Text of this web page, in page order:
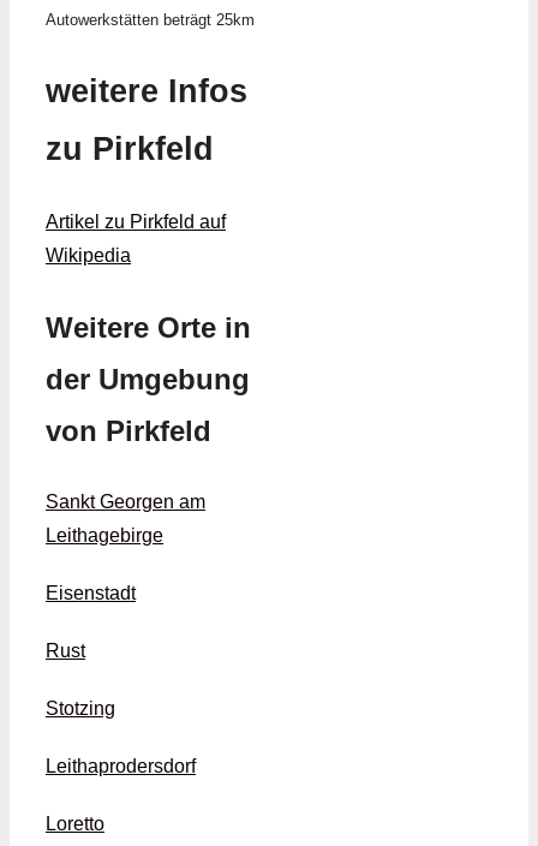
Autowerkstätten beträgt 25km
weitere Infos
zu Pirkfeld
Artikel zu Pirkfeld auf
Wikipedia
Weitere Orte in
der Umgebung
von Pirkfeld
Sankt Georgen am
Leithagebirge
Eisenstadt
Rust
Stotzing
Leithaprodersdorf
Loretto